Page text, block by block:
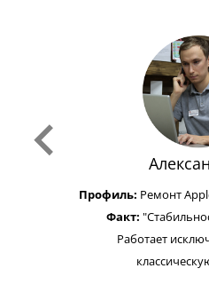
Профиль: Ремонт
Факт:
Работает